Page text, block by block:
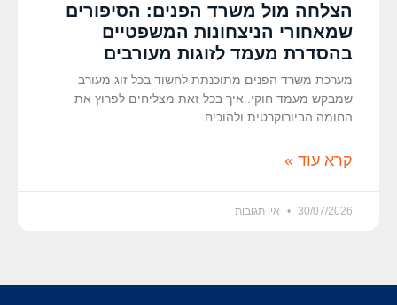
הצלחה מול משרד הפנים: הסיפורים
שמאחורי הניצחונות המשפטיים
בהסדרת מעמד לזוגות מעורבים
מערכת משרד הפנים מתוכנתת לחשוד בכל זוג מעורב
שמבקש מעמד חוקי. איך בכל זאת מצליחים לפרוץ את
החומה הביורוקרטית ולהוכיח
קרא עוד »
30/07/2026 אין תגובות